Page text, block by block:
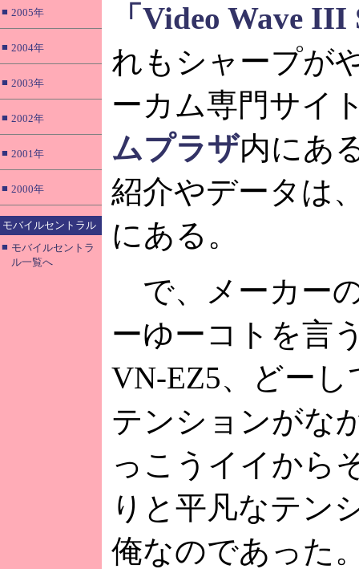
■ 2005年
■ 2004年
■ 2003年
■ 2002年
■ 2001年
■ 2000年
モバイルセントラル
■ モバイルセントラ
ル一覧へ
「Video Wave
れもシャープが
ーカム専門サイ
ムプラザ内にあ
紹介やデータは
にある。
で、メーカー
ーゆーコトを言
VN-EZ5、どー
テンションがな
っこうイイから
りと平凡なテン
俺なのであった